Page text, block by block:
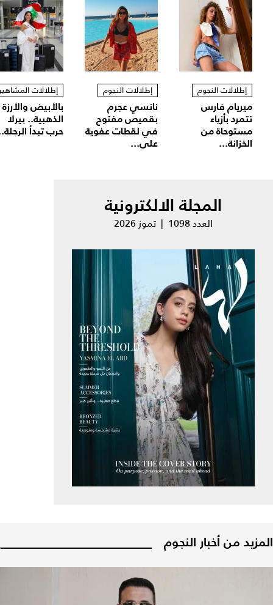
إطلالات النجوم
ميريام فارس
تتمرد بأزياء
مستوحاة من
الخزانة...
إطلالات النجوم
نانسي عجرم
بقميص مفتوح
في لقطات عفوية
على...
إطلالات
بالأبيض والأرزة
الذهبية.. بيرلا
حرب تبدأ
المجلة الالكترونية
العدد 1098 | تموز 2026
المزيد من أخبار النجوم